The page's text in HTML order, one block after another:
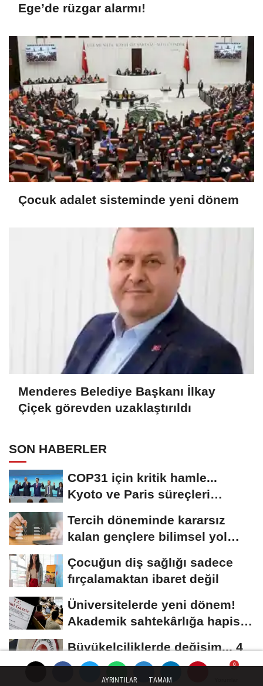
Ege’de rüzgar alarmı!
Çocuk adalet sisteminde yeni dönem
Menderes Belediye Başkanı İlkay
Çiçek görevden uzaklaştırıldı
SON HABERLER
COP31 için kritik hamle...
Kyoto ve Paris süreçleri
Tercih döneminde kararsız
kalan gençlere bilimsel yol
Çocuğun diş sağlığı sadece
fırçalamaktan ibaret değil
Üniversitelerde yeni dönem!
Akademik sahtekârlığa hapis,
Büyükelçiliklerde değişim... 4
ülkeye yeni atama
AYRINTILAR TAMAM